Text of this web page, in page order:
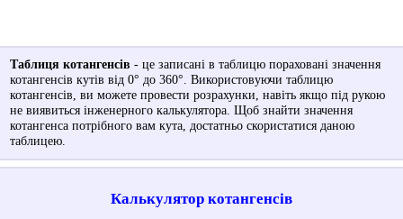
Таблиця котангенсів - це записані в таблицю пораховані значення
котангенсів кутів від 0° до 360°. Використовуючи таблицю
котангенсів, ви можете провести розрахунки, навіть якщо під рукою
не виявиться інженерного калькулятора. Щоб знайти значення
котангенса потрібного вам кута, достатньо скористатися даною
таблицею.
Калькулятор котангенсів